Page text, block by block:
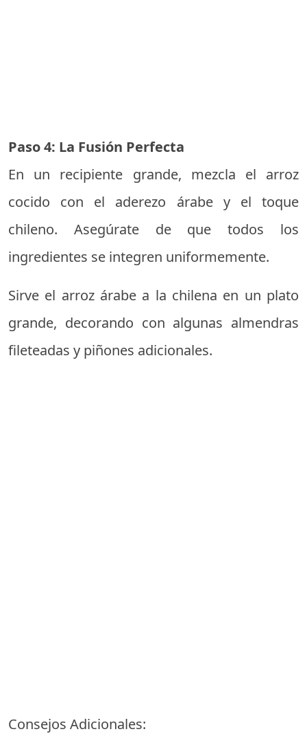
Paso 4: La Fusión Perfecta
En un recipiente grande, mezcla el arroz
cocido con el aderezo árabe y el toque
chileno. Asegúrate de que todos los
ingredientes se integren uniformemente.
Sirve el arroz árabe a la chilena en un plato
grande, decorando con algunas almendras
fileteadas y piñones adicionales.
Consejos Adicionales: